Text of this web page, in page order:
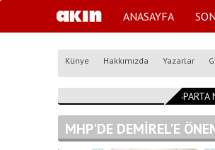
ANASAYFA
Künye Hakkımızda Yazarlar
ISPARTA
MHP'DE DEMİREL'E